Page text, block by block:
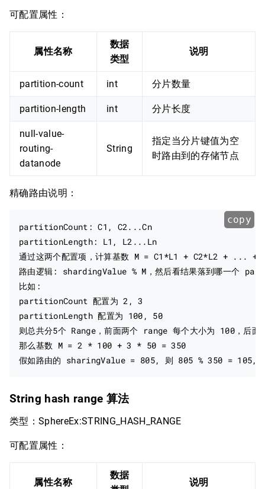
可配置属性：
属性名称
数据
类型
说明
partition-count int 分片数量
partition-length int 分片长度
null-value-
routing-
datanode
String
指定当分片键值为空
时路由到的存储节点
精确路由说明：
copy
partitionCount: C1, C2...Cn
partitionLength: L1, L2...Ln
通过这两个配置项，计算基数 M = C1*L1 + C2*L2 + ... +
路由逻辑: shardingValue % M，然后看结果落到哪一个
比如:
partitionCount 配置为 2, 3
partitionLength 配置为 100, 50
则总共分5个 Range，前面两个 range 每个大小为 100，后
那么基数 M = 2 * 100 + 3 * 50 = 350
String hash range 算法
类型：SphereEx:STRING_HASH_RANGE
可配置属性：
属性名称
数据
说明